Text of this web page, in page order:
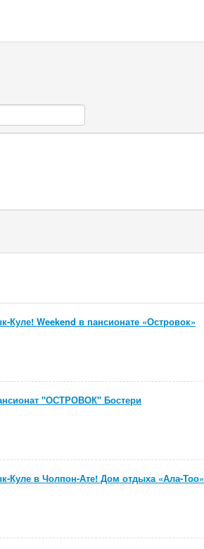
Куле! Weekend в пансионате «Островок»
"ОСТРОВОК" Бостери
Куле в Чолпон-Ате! Дом отдыха «Ала-Тоо»